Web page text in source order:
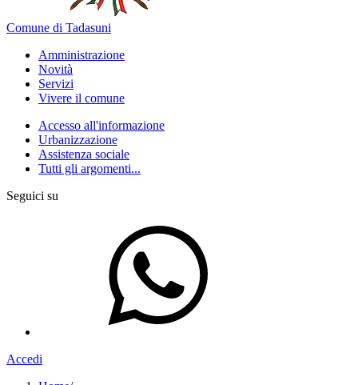
Comune di Tadasuni
Amministrazione
Novità
Servizi
Vivere il comune
Accesso all'informazione
Urbanizzazione
Assistenza sociale
Tutti gli argomenti...
Seguici su
Accedi